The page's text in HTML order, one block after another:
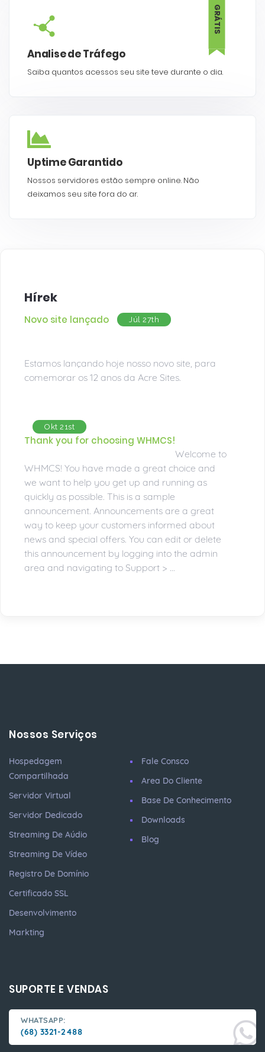
GRÁTIS
Analise de Tráfego
Saiba quantos acessos seu site teve durante o dia.
Uptime Garantido
Nossos servidores estão sempre online. Não
deixamos seu site fora do ar.
Hírek
Júl 27th
Novo site lançado
Estamos lançando hoje nosso novo site, para
comemorar os 12 anos da Acre Sites.
Okt 21st
Thank you for choosing WHMCS!
Welcome to
WHMCS! You have made a great choice and
we want to help you get up and running as
quickly as possible. This is a sample
announcement. Announcements are a great
way to keep your customers informed about
news and special offers. You can edit or delete
this announcement by logging into the admin
area and navigating to Support > ...
Nossos Serviços
Hospedagem
Compartilhada
Servidor Virtual
Servidor Dedicado
Streaming De Aúdio
Streaming De Vídeo
Registro De Domínio
Certificado SSL
Desenvolvimento
Markting
Fale Consco
Area Do Cliente
Base De Conhecimento
Downloads
Blog
SUPORTE E VENDAS
WHATSAPP:
(68) 3321-2488